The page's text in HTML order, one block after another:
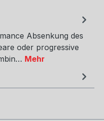
Absenkung des
oder progressive
Mehr